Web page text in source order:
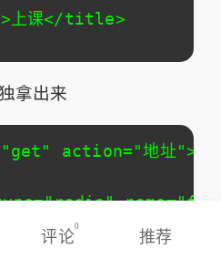
</title>
拿出来
action="地址">
评论
0
推荐